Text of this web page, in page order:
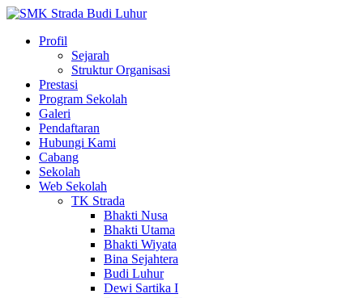
Profil
Sejarah
Struktur Organisasi
Prestasi
Program Sekolah
Galeri
Pendaftaran
Hubungi Kami
Cabang
Sekolah
Web Sekolah
TK Strada
Bhakti Nusa
Bhakti Utama
Bhakti Wiyata
Bina Sejahtera
Budi Luhur
Dewi Sartika I